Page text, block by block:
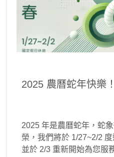
2025 農曆蛇年快樂！
2025 年是農曆蛇年，蛇
榮，我們將於 1/27~2/2
並於 2/3 重新開始為您服